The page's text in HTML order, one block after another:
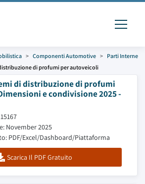
Componenti Automotive
Parti Interne
di profumi per autoveicoli
di distribuzione di profumi
e condivisione 2025 -
November 2025
PDF/Excel/Dashboard/Piattaforma
Scarica Il PDF Gratuito